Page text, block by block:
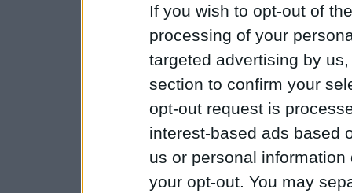
If you wish to opt-out of
processing of your
targeted advertising by
section to confirm your
opt-out request is
interest-based ads based
us or personal
your opt-out. You may